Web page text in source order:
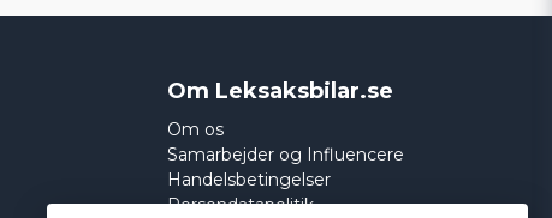
Om Leksaksbilar.se
Om os
Samarbejder og Influencere
Handelsbetingelser
Persondatapolitik